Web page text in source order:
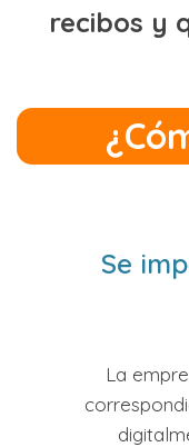
recibos y
Se
La